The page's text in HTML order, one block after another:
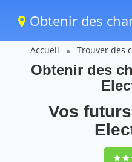
Obtenir des
Accueil Trouver des
Obtenir des
Vos